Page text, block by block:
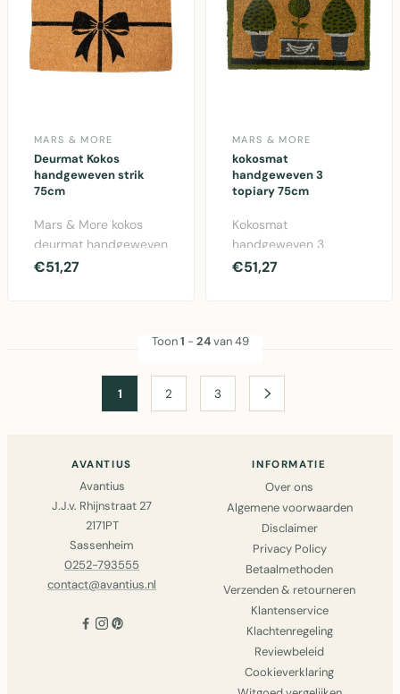
MARS & MORE
Deurmat Kokos
handgeweven strik
75cm
Mars & More kokos
deurmat handgeweven
met strik design. 75cm
€51,27
MARS & MORE
kokosmat
handgeweven 3
topiary 75cm
Kokosmat
handgeweven 3
topiary 75cm van Mars
€51,27
Toon1 - 24van 49
1 2 3
AVANTIUS
Avantius
J.J.v. Rhijnstraat 27
2171PT
Sassenheim
0252-793555
contact@avantius.nl
INFORMATIE
Over ons
Algemene voorwaarden
Disclaimer
Privacy Policy
Betaalmethoden
Verzenden & retourneren
Klantenservice
Klachtenregeling
Reviewbeleid
Cookieverklaring